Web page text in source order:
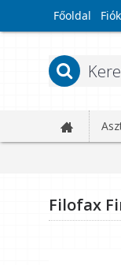
Főoldal Fiók
Filofax